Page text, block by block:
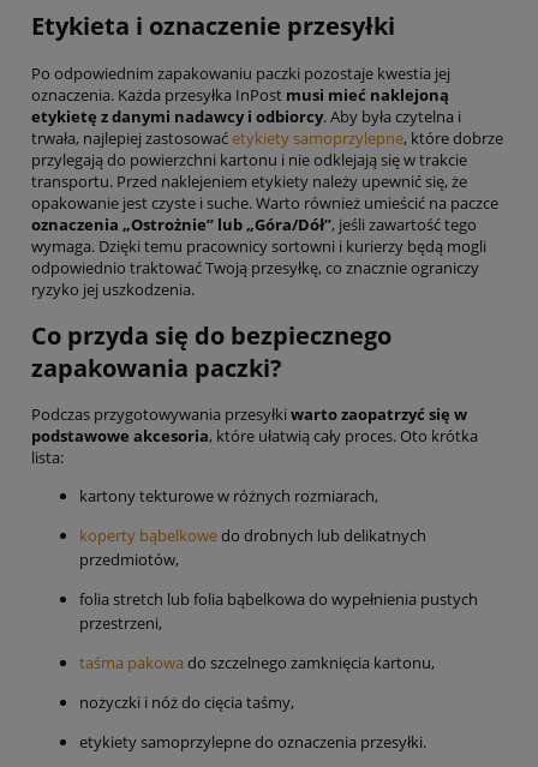
Etykieta i oznaczenie przesyłki
Po odpowiednim zapakowaniu paczki pozostaje kwestia jej
oznaczenia. Każda przesyłka InPost musi mieć naklejoną
etykietę z danymi nadawcy i odbiorcy. Aby była czytelna i
trwała, najlepiej zastosowaćetykiety samoprzylepne, które dobrze
przylegają do powierzchni kartonu i nie odklejają się w trakcie
transportu. Przed naklejeniem etykiety należy upewnić się, że
opakowanie jest czyste i suche. Warto również umieścić na paczce
oznaczenia „Ostrożnie” lub „Góra/Dół”, jeśli zawartość tego
wymaga. Dzięki temu pracownicy sortowni i kurierzy będą mogli
odpowiednio traktować Twoją przesyłkę, co znacznie ograniczy
ryzyko jej uszkodzenia.
Co przyda się do bezpiecznego
zapakowania paczki?
Podczas przygotowywania przesyłki warto zaopatrzyć się w
podstawowe akcesoria, które ułatwią cały proces. Oto krótka
lista:
kartony tekturowe w różnych rozmiarach,
koperty bąbelkowedo drobnych lub delikatnych
przedmiotów,
folia stretch lub folia bąbelkowa do wypełnienia pustych
przestrzeni,
taśma pakowa do szczelnego zamknięcia kartonu,
nożyczki i nóż do cięcia taśmy,
etykiety samoprzylepne do oznaczenia przesyłki.